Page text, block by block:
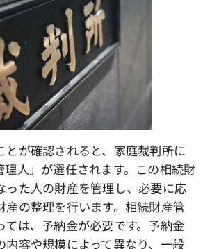
が確認されると、家庭裁判所に
理人」が選任されます。この相続財
った人の財産を管理し、必要に応
産の整理を行います。相続財産管
ては、予納金が必要です。予納金
内容や規模によって異なり、一般